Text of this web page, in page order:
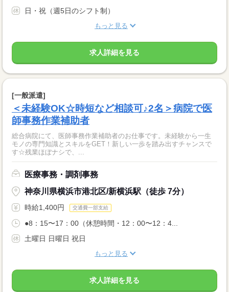
日・祝（週5日のシフト制）
もっと見る
求人詳細を見る
[一般派遣]
＜未経験OK☆時短など相談可♪2名＞病院で医
師事務作業補助者
総合病院にて、医師事務作業補助者のお仕事です。未経験から一生
モノの専門知識とスキルをGET！新しい一歩を踏み出すチャンスで
す☆残業ほぼナシで、...
医療事務・調剤事務
神奈川県横浜市港北区/新横浜駅（徒歩 7分）
時給1,400円 交通費一部支給
●8：15〜17：00（休憩時間・12：00〜12：4...
土曜日 日曜日 祝日
もっと見る
求人詳細を見る